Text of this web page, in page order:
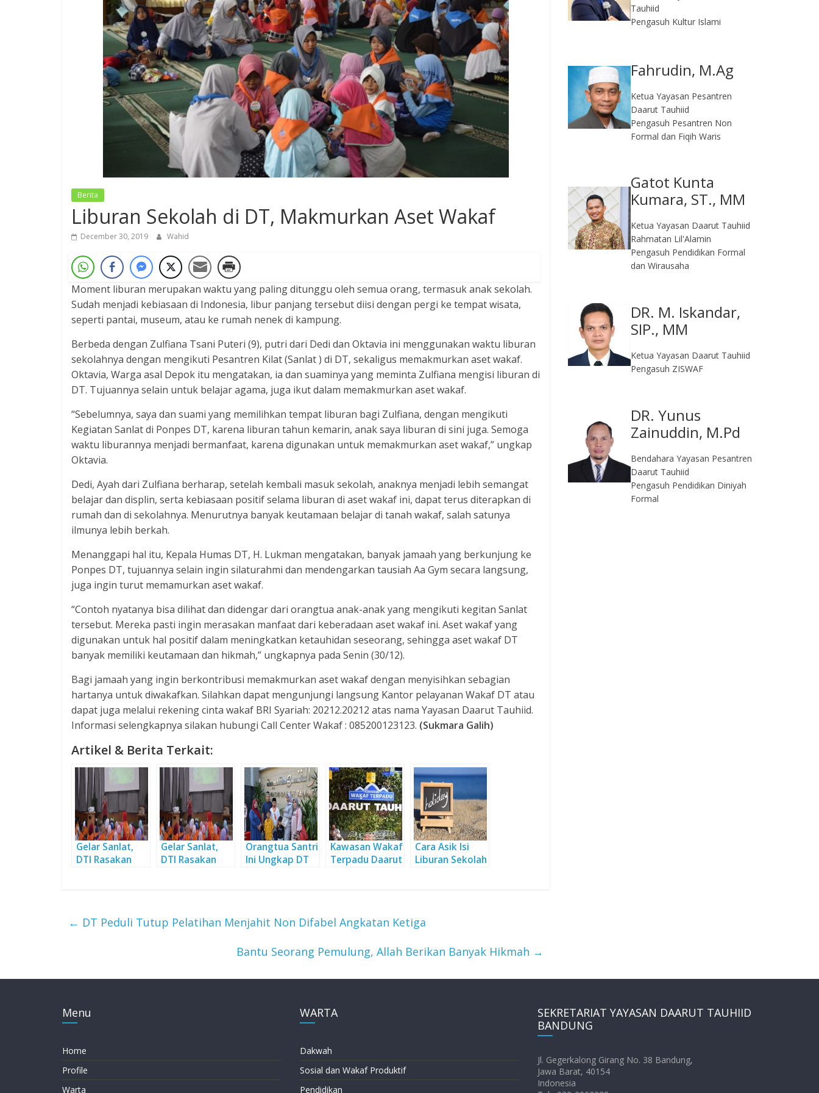
Berita
Liburan Sekolah di DT, Makmurkan Aset Wakaf
December 30, 2019 Wahid
Moment liburan merupakan waktu yang paling ditunggu oleh semua orang, termasuk anak sekolah.
Sudah menjadi kebiasaan di Indonesia, libur panjang tersebut diisi dengan pergi ke tempat wisata,
seperti pantai, museum, atau ke rumah nenek di kampung.
Berbeda dengan Zulfiana Tsani Puteri (9), putri dari Dedi dan Oktavia ini menggunakan waktu liburan
sekolahnya dengan mengikuti Pesantren Kilat (Sanlat ) di DT, sekaligus memakmurkan aset wakaf.
Oktavia, Warga asal Depok itu mengatakan, ia dan suaminya yang meminta Zulfiana mengisi liburan di
DT. Tujuannya selain untuk belajar agama, juga ikut dalam memakmurkan aset wakaf.
“Sebelumnya, saya dan suami yang memilihkan tempat liburan bagi Zulfiana, dengan mengikuti
Kegiatan Sanlat di Ponpes DT, karena liburan tahun kemarin, anak saya liburan di sini juga. Semoga
waktu liburannya menjadi bermanfaat, karena digunakan untuk memakmurkan aset wakaf,” ungkap
Oktavia.
Dedi, Ayah dari Zulfiana berharap, setelah kembali masuk sekolah, anaknya menjadi lebih semangat
belajar dan displin, serta kebiasaan positif selama liburan di aset wakaf ini, dapat terus diterapkan di
rumah dan di sekolahnya. Menurutnya banyak keutamaan belajar di tanah wakaf, salah satunya
ilmunya lebih berkah.
Menanggapi hal itu, Kepala Humas DT, H. Lukman mengatakan, banyak jamaah yang berkunjung ke
Ponpes DT, tujuannya selain ingin silaturahmi dan mendengarkan tausiah Aa Gym secara langsung,
juga ingin turut memamurkan aset wakaf.
“Contoh nyatanya bisa dilihat dan didengar dari orangtua anak-anak yang mengikuti kegitan Sanlat
tersebut. Mereka pasti ingin merasakan manfaat dari keberadaan aset wakaf ini. Aset wakaf yang
digunakan untuk hal positif dalam meningkatkan ketauhidan seseorang, sehingga aset wakaf DT
banyak memiliki keutamaan dan hikmah,” ungkapnya pada Senin (30/12).
Bagi jamaah yang ingin berkontribusi memakmurkan aset wakaf dengan menyisihkan sebagian
hartanya untuk diwakafkan. Silahkan dapat mengunjungi langsung Kantor pelayanan Wakaf DT atau
dapat juga melalui rekening cinta wakaf BRI Syariah: 20212.20212 atas nama Yayasan Daarut Tauhiid.
Informasi selengkapnya silakan hubungi Call Center Wakaf : 085200123123. (Sukmara Galih)
Artikel & Berita Terkait:
Gelar Sanlat,
DTI Rasakan
Gelar Sanlat,
DTI Rasakan
Orangtua Santri
Ini Ungkap DT
Kawasan Wakaf
Terpadu Daarut
Cara Asik Isi
Liburan Sekolah
← DT Peduli Tutup Pelatihan Menjahit Non Difabel Angkatan Ketiga
Bantu Seorang Pemulung, Allah Berikan Banyak Hikmah →
Tauhiid
Pengasuh Kultur Islami
Fahrudin, M.Ag​
Ketua Yayasan Pesantren
Daarut Tauhiid
Pengasuh Pesantren Non
Formal dan Fiqih Waris
Gatot Kunta
Kumara, ST., MM
Ketua Yayasan Daarut Tauhiid
Rahmatan Lil'Alamin
Pengasuh Pendidikan Formal
dan Wirausaha
DR. M. Iskandar,
SIP., MM
Ketua Yayasan Daarut Tauhiid
Pengasuh ZISWAF
DR. Yunus
Zainuddin, M.Pd
Bendahara Yayasan Pesantren
Daarut Tauhiid
Pengasuh Pendidikan Diniyah
Formal
Menu
Home
Profile
Warta
WARTA
Dakwah
Sosial dan Wakaf Produktif
Pendidikan
SEKRETARIAT YAYASAN DAARUT TAUHIID
BANDUNG
Jl. Gegerkalong Girang No. 38 Bandung,
Jawa Barat, 40154
Indonesia